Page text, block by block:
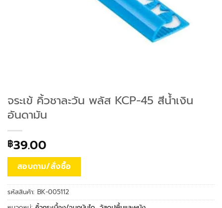
จระเข้ คิ้วชาละวัน พลัส KCP-45 สีน้ำเงิน
อันดามัน
฿39.00
สอบถาม/สั่งซื้อ
รหัสสินค้า: BK-005112